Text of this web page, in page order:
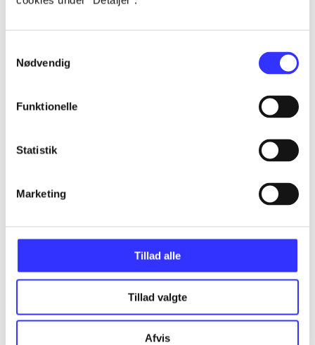
Nødvendig
Funktionelle
Statistik
Marketing
Tillad alle
Tillad valgte
Afvis
Minder om